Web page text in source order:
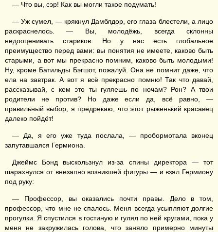
— Что вы, сэр! Как вы могли такое подумать!
— Уж сумел, — крякнул Дамблдор, его глаза блестели, а лицо
раскраснелось. — Вы, молодёжь, всегда склонны
недооценивать стариков. Но у нас есть глобальное
преимущество перед вами: вы понятия не имеете, каково быть
старыми, а вот мы прекрасно помним, каково быть молодыми!
Ну, кроме Батильды Бэгшот, пожалуй. Она не помнит даже, что
ела на завтрак. А вот я всё прекрасно помню! Так что давай,
рассказывай, с кем это ты гуляешь по ночам? Рон? А твои
родители не против? Но даже если да, всё равно, —
правильный выбор, я предрекаю, что этот рыженький красавец
далеко пойдёт!
— Да, я его уже туда послала, — пробормотала вконец
запутавшаяся Гермиона.
Джеймс Бонд выскользнул из-за спины директора — тот
шарахнулся от внезапно возникшей фигуры — и взял Гермиону
под руку:
— Профессор, вы оказались почти правы. Дело в том,
профессор, что мне не спалось. Меня всегда усыпляют долгие
прогулки. Я спустился в гостиную и гулял по ней кругами, пока у
меня не закружилась голова, что заняло примерно минуты